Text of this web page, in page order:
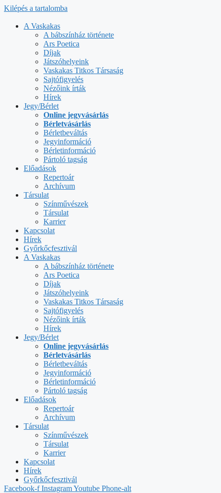
Kilépés a tartalomba
A Vaskakas
A bábszínház története
Ars Poetica
Díjak
Játszóhelyeink
Vaskakas Titkos Társaság
Sajtófigyelés
Nézőink írták
Hírek
Jegy/Bérlet
Online jegyvásárlás
Bérletvásárlás
Bérletbeváltás
Jegyinformáció
Bérletinformáció
Pártoló tagság
Előadások
Repertoár
Archívum
Társulat
Színművészek
Társulat
Karrier
Kapcsolat
Hírek
Győrkőcfesztivál
A Vaskakas
A bábszínház története
Ars Poetica
Díjak
Játszóhelyeink
Vaskakas Titkos Társaság
Sajtófigyelés
Nézőink írták
Hírek
Jegy/Bérlet
Online jegyvásárlás
Bérletvásárlás
Bérletbeváltás
Jegyinformáció
Bérletinformáció
Pártoló tagság
Előadások
Repertoár
Archívum
Társulat
Színművészek
Társulat
Karrier
Kapcsolat
Hírek
Győrkőcfesztivál
Facebook-f InstagramYoutube Phone-alt